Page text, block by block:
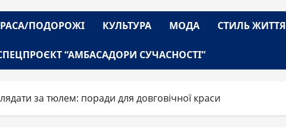
ПОДОРОЖІ КУЛЬТУРА МОДА СТИЛЬ ЖИТТЯ
“АМБАСАДОРИ СУЧАСНОСТІ”
за тюлем: поради для довговічної краси